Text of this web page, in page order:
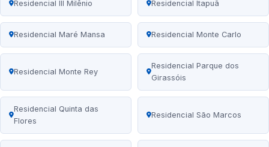
Residencial III Milênio Residencial Itapuã
Residencial Maré Mansa Residencial Monte Carlo
Residencial Monte Rey
Residencial Parque dos
Girassóis
Residencial Quinta das
Flores
Residencial São Marcos